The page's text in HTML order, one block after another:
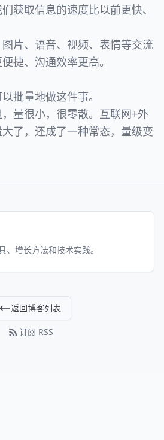
获取信息的速度比以前更快、
片、语音、视频、表情等交流
捷、沟通效率更高。
批量地做这件事。
量很小，很零散。互联网+外
了，还成了一种常态，量级变
增长方法和技术实践。
返回博客列表
订阅 RSS